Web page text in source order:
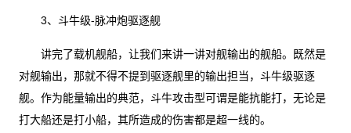
3、斗牛级-脉冲炮驱逐舰
讲完了载机舰船，让我们来讲一讲对舰输出的舰船。既然是
对舰输出，那就不得不提到驱逐舰里的输出担当，斗牛级驱逐
舰。作为能量输出的典范，斗牛攻击型可谓是能抗能打，无论是
打大船还是打小船，其所造成的伤害都是超一线的。